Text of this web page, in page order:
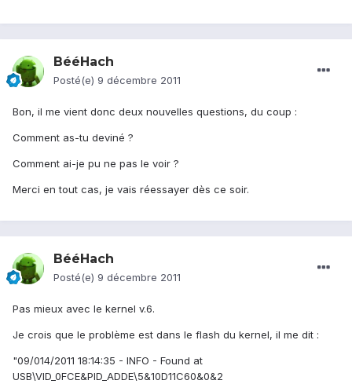
BééHach
Posté(e) 9 décembre 2011
Bon, il me vient donc deux nouvelles questions, du coup :
Comment as-tu deviné ?
Comment ai-je pu ne pas le voir ?
Merci en tout cas, je vais réessayer dès ce soir.
BééHach
Posté(e) 9 décembre 2011
Pas mieux avec le kernel v.6.
Je crois que le problème est dans le flash du kernel, il me dit :
"09/014/2011 18:14:35 - INFO - Found at
USB\VID_0FCE&PID_ADDE\5&10D11C60&0&2